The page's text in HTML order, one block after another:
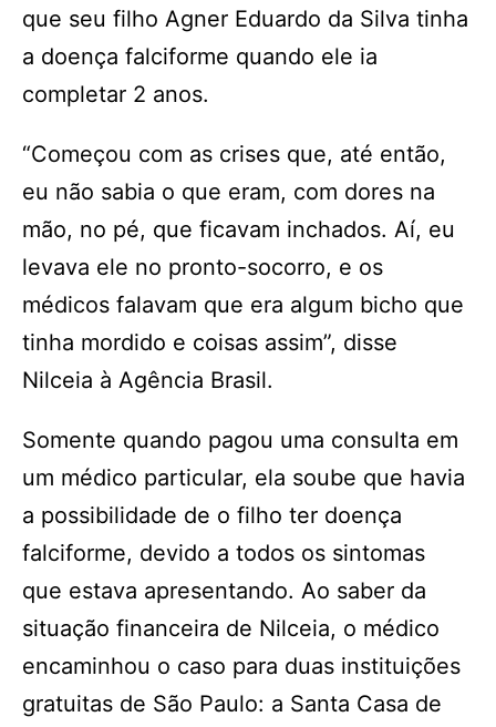
que seu filho Agner Eduardo da Silva tinha
a doença falciforme quando ele ia
completar 2 anos.
“Começou com as crises que, até então,
eu não sabia o que eram, com dores na
mão, no pé, que ficavam inchados. Aí, eu
levava ele no pronto-socorro, e os
médicos falavam que era algum bicho que
tinha mordido e coisas assim”, disse
Nilceia à Agência Brasil.
Somente quando pagou uma consulta em
um médico particular, ela soube que havia
a possibilidade de o filho ter doença
falciforme, devido a todos os sintomas
que estava apresentando. Ao saber da
situação financeira de Nilceia, o médico
encaminhou o caso para duas instituições
gratuitas de São Paulo: a Santa Casa de